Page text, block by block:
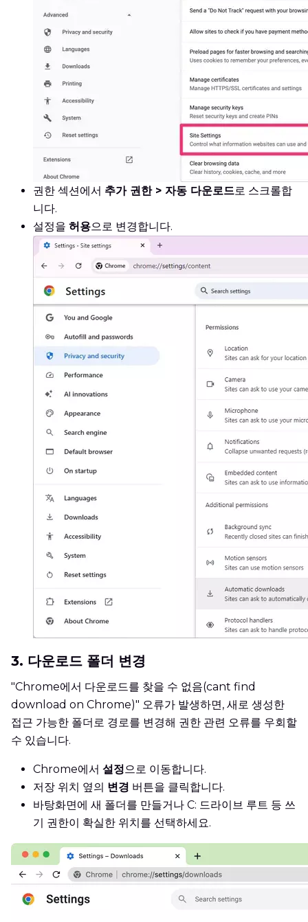
권한 섹션에서 추가 권한 > 자동 다운로드로 스크롤합
니다.
설정을 허용으로 변경합니다.
3. 다운로드 폴더 변경
"Chrome에서 다운로드를 찾을 수 없음(cant find
download on Chrome)" 오류가 발생하면, 새로 생성한
접근 가능한 폴더로 경로를 변경해 권한 관련 오류를 우회할
수 있습니다.
Chrome에서 설정으로 이동합니다.
저장 위치 옆의 변경 버튼을 클릭합니다.
바탕화면에 새 폴더를 만들거나 C: 드라이브 루트 등 쓰
기 권한이 확실한 위치를 선택하세요.